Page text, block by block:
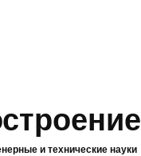
и технические науки